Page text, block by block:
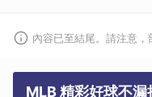
內容已至結尾。請注意，
MLB 精彩好球不漏